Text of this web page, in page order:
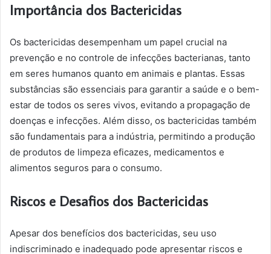
Importância dos Bactericidas
Os bactericidas desempenham um papel crucial na
prevenção e no controle de infecções bacterianas, tanto
em seres humanos quanto em animais e plantas. Essas
substâncias são essenciais para garantir a saúde e o bem-
estar de todos os seres vivos, evitando a propagação de
doenças e infecções. Além disso, os bactericidas também
são fundamentais para a indústria, permitindo a produção
de produtos de limpeza eficazes, medicamentos e
alimentos seguros para o consumo.
Riscos e Desafios dos Bactericidas
Apesar dos benefícios dos bactericidas, seu uso
indiscriminado e inadequado pode apresentar riscos e